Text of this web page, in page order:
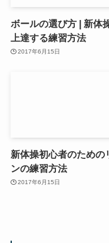
ボールの選び方 | 新体
上達する練習方法
2017年6月15日
新体操初心者のための
ンの練習方法
2017年6月15日